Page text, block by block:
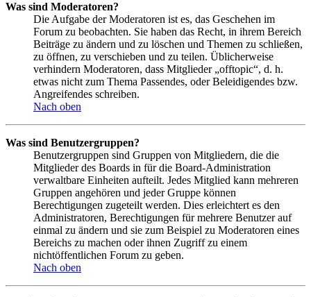
Was sind Moderatoren?
Die Aufgabe der Moderatoren ist es, das Geschehen im
Forum zu beobachten. Sie haben das Recht, in ihrem Bereich
Beiträge zu ändern und zu löschen und Themen zu schließen,
zu öffnen, zu verschieben und zu teilen. Üblicherweise
verhindern Moderatoren, dass Mitglieder „offtopic“, d. h.
etwas nicht zum Thema Passendes, oder Beleidigendes bzw.
Angreifendes schreiben.
Nach oben
Was sind Benutzergruppen?
Benutzergruppen sind Gruppen von Mitgliedern, die die
Mitglieder des Boards in für die Board-Administration
verwaltbare Einheiten aufteilt. Jedes Mitglied kann mehreren
Gruppen angehören und jeder Gruppe können
Berechtigungen zugeteilt werden. Dies erleichtert es den
Administratoren, Berechtigungen für mehrere Benutzer auf
einmal zu ändern und sie zum Beispiel zu Moderatoren eines
Bereichs zu machen oder ihnen Zugriff zu einem
nichtöffentlichen Forum zu geben.
Nach oben